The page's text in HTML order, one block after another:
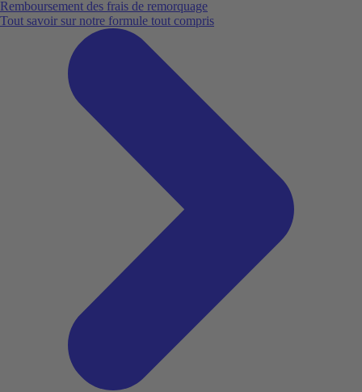
Remboursement des frais de remorquage
Tout savoir sur notre formule tout compris